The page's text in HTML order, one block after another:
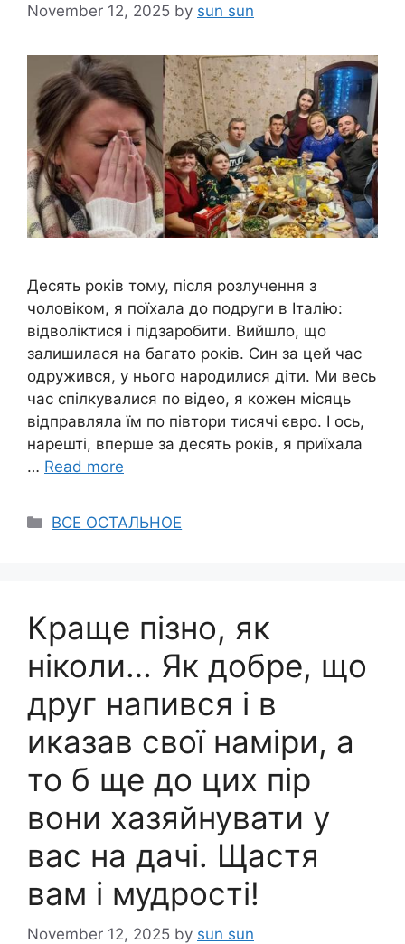
November 12, 2025 by sun sun
Десять років тому, після розлучення з
чоловіком, я поїхала до подруги в Італію:
відволіктися і підзаробити. Вийшло, що
залишилася на багато років. Син за цей час
одружився, у нього народилися діти. Ми весь
час спілкувалися по відео, я кожен місяць
відправляла їм по півтори тисячі євро. І ось,
нарешті, вперше за десять років, я приїхала
… Read more
Categories
ВСЕ ОСТАЛЬНОЕ
Краще пізно, як
ніколи… Як добре, що
друг напився і в
иказав свої наміри, а
то б ще до цих пір
вони хазяйнувати у
вас на дачі. Щастя
вам і мудрості!
November 12, 2025 by sun sun